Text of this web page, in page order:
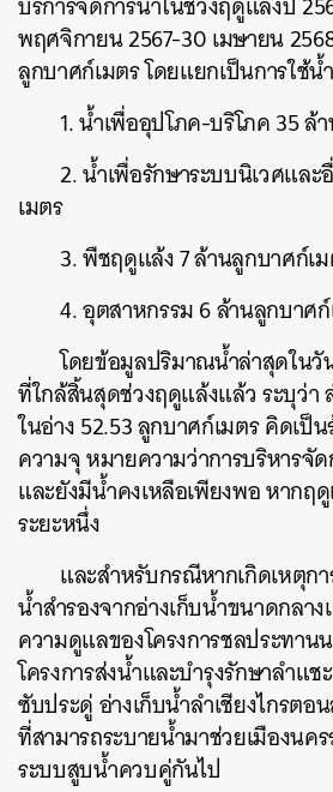
พฤศจิกายน 2567-30 เมษายน
ลูกบาศก์เมตร โดยแยกเป็นการใช้
1. น้ำเพื่ออุปโภค-บริโภค 35 ล้
2. น้ำเพื่อรักษาระบบนิเวศแล
เมตร
3. พืชฤดูแล้ง 7 ล้านลูกบาศก์เ
4. อุตสาหกรรม 6 ล้านลูกบาศ
โดยข้อมูลปริมาณน้ำล่าสุดในวั
ที่ใกล้สิ้นสุดช่วงฤดูแล้งแล้ว ระบุว่า
ในอ่าง 52.53 ลูกบาศก์เมตร คิดเป็น
ความจุ หมายความว่าการบริหารจั
และยังมีน้ำคงเหลือเพียงพอ หากฤ
ระยะหนึ่ง
และสำหรับกรณีหากเกิดเหตุ
น้ำสำรองจากอ่างเก็บน้ำขนาดกลา
ความดูแลของโครงการชลประทาน
โครงการส่งน้ำและบำรุงรักษาลำแ
ซับประดู่ อ่างเก็บน้ำลำเชียงไกรตอ
ที่สามารถระบายน้ำมาช่วยเมืองนค
ระบบสูบน้ำควบคู่กันไป